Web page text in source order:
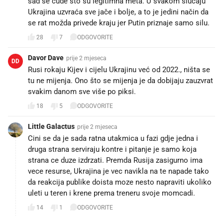
Ukrajina uzvraća sve jače i bolje, a to je jedini način da
se rat možda privede kraju jer Putin priznaje samo silu.
28 7 ODGOVORITE
DD Davor Dave prije 2 mjeseca
Rusi rokaju Kijev i cijelu Ukrajinu već od 2022., ništa se
tu ne mijenja. Ono što se mijenja je da dobijaju zauzvrat
svakim danom sve više po piksi.
18 5 ODGOVORITE
Little Galactus prije 2 mjeseca
Cini se da je sada ratna utakmica u fazi gdje jedna i
druga strana serviraju kontre i pitanje je samo koja
strana ce duze izdrzati. Premda Rusija zasigurno ima
vece resurse, Ukrajina je vec navikla na te napade tako
da reakcija publike doista moze nesto napraviti ukoliko
uleti u teren i krene prema treneru svoje momcadi.
14 1
ODGOVORITE